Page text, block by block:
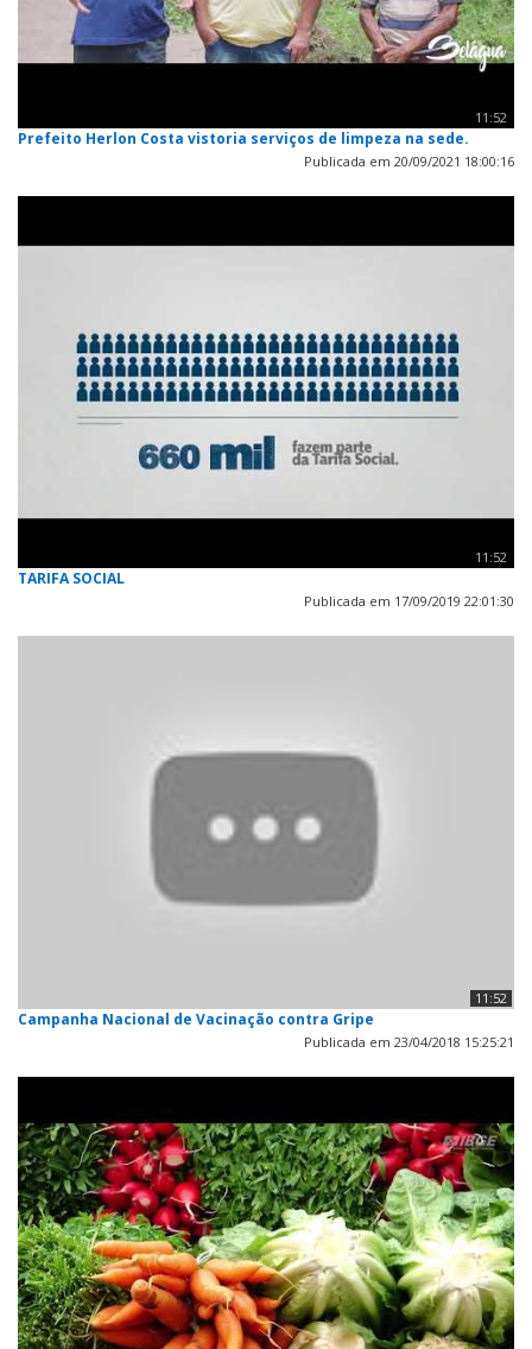
11:52
Prefeito Herlon Costa vistoria serviços de limpeza na sede.
Publicada em 20/09/2021 18:00:16
11:52
TARIFA SOCIAL
Publicada em 17/09/2019 22:01:30
11:52
Campanha Nacional de Vacinação contra Gripe
Publicada em 23/04/2018 15:25:21